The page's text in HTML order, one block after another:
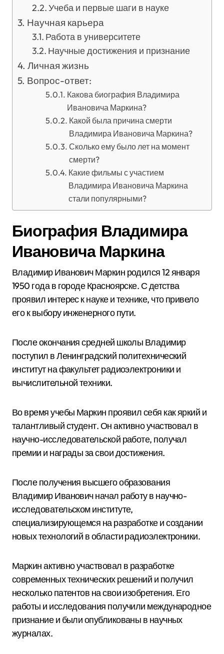
Учеба и первые шаги в науке
Научная карьера
Работа в университете
Научные достижения и признание
Личная жизнь
Вопрос-ответ:
Какова биография Владимира
Ивановича Маркина?
Какой была причина смерти
Владимира Ивановича Маркина?
Сколько ему было лет на момент
смерти?
Какие фильмы с участием
Владимира Ивановича Маркина
стали популярными?
Биография Владимира
Ивановича Маркина
Владимир Иванович Маркин родился 12 января
1950 года в городе Красноярске. С детства
проявил интерес к науке и технике, что привело
его к выбору инженерного пути.
После окончания средней школы Владимир
поступил в Ленинградский политехнический
институт на факультет радиоэлектроники и
вычислительной техники.
Во время учебы Маркин проявил себя как яркий и
талантливый студент. Он активно участвовал в
научно-исследовательской работе, получал
премии и награды за свои достижения.
После получения высшего образования
Владимир Иванович начал работу в научно-
исследовательском институте,
специализирующемся на разработке и создании
новых технологий в области радиоэлектроники.
Маркин активно участвовал в разработке
современных технических решений и получил
несколько патентов на свои изобретения. Его
работы и исследования получили международное
признание и были опубликованы в научных
журналах.